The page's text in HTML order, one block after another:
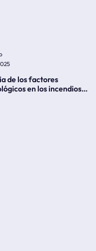
de los factores
en los incendios